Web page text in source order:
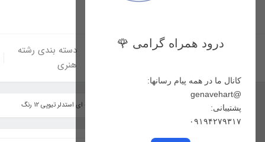
درود همراه گرامی 🌹
کانال ما در همه پیام رسانها:
@genavehart
پشتیبانی:
۰۹۱۹۴۲۷۹۳۱۷
خانه
دسته بندی لوازم
دسته بندی رشته
هنری
آبرنگ حرفه ای استدلر تیوپی 12 رنگ